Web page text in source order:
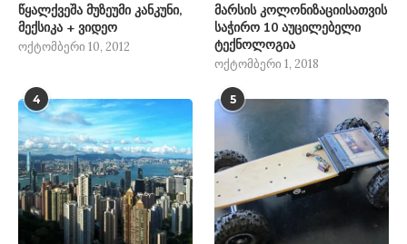
წყალქვეშა მუზეუმი კანკუნი,
მექსიკა + ვიდეო
ოქტომბერი 10, 2012
მარსის კოლონიზაციისათვის
საჭირო 10 აუცილებელი
ტექნოლოგია
ოქტომბერი 1, 2018
4 5